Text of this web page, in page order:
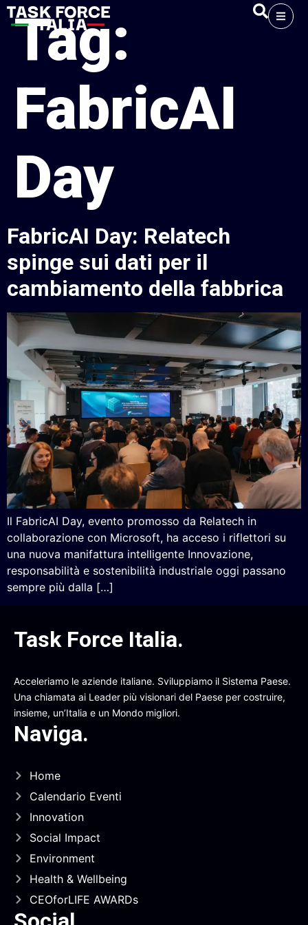
Tag:
FabricAI
Day
FabricAI Day: Relatech
spinge sui dati per il
cambiamento della fabbrica
Il FabricAI Day, evento promosso da Relatech in
collaborazione con Microsoft, ha acceso i riflettori su
una nuova manifattura intelligente Innovazione,
responsabilità e sostenibilità industriale oggi passano
sempre più dalla […]
Task Force Italia.
Acceleriamo le aziende italiane. Sviluppiamo il Sistema Paese.
Una chiamata ai Leader più visionari del Paese per costruire,
insieme, un’Italia e un Mondo migliori.
Naviga.
Home
Calendario Eventi
Innovation
Social Impact
Environment
Health & Wellbeing
CEOforLIFE AWARDs